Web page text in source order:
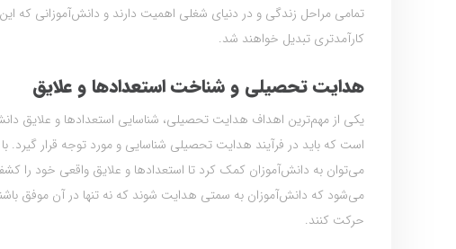
تمامی مراحل زندگی و در دنیای شغلی اهمیت دارند و دانش‌آموزانی که
کارآمدتری تبدیل خواهند شد.
هدایت تحصیلی و شناخت استعدادها و علایق
یکی از مهم‌ترین اهداف هدایت تحصیلی، شناسایی استعدادها و علایق
است که باید در فرآیند هدایت تحصیلی شناسایی و مورد توجه قرار
می‌توان به دانش‌آموزان کمک کرد تا استعدادها و علایق واقعی خود
می‌شود که دانش‌آموزان به سمتی هدایت شوند که نه تنها در آن موفق
حرکت کنند.